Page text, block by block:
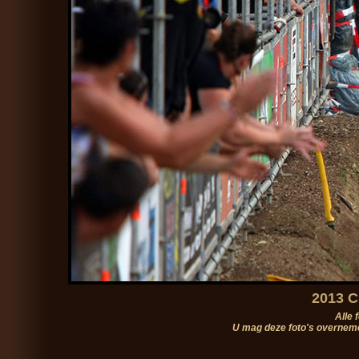
2013
Alle
U mag deze foto's